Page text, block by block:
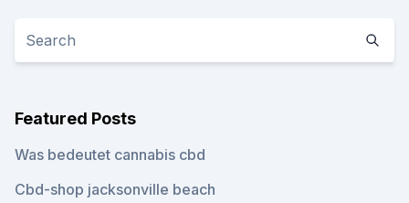
Featured Posts
Was bedeutet cannabis cbd
Cbd-shop jacksonville beach